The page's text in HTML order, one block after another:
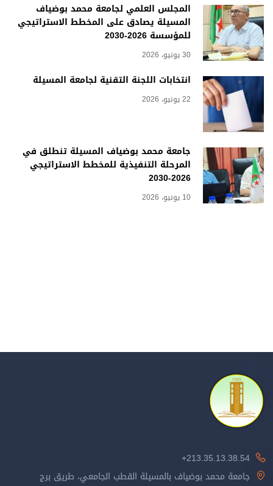
المجلس العلمي لجامعة محمد بوضياف
المسيلة يصادق على المخطط الاستراتيجي
للمؤسسة 2026-2030
30 يونيو، 2026
انتخابات اللجنة التقنية لجامعة المسيلة
22 يونيو، 2026
جامعة محمد بوضياف المسيلة تنطلق في
المرحلة التنفيذية للمخطط الاستراتيجي
2026-2030
10 يونيو، 2026
213.35.13.38.54+
جامعة محمد بوضياف بالمسيلة القطب الجامعي، طريق برج